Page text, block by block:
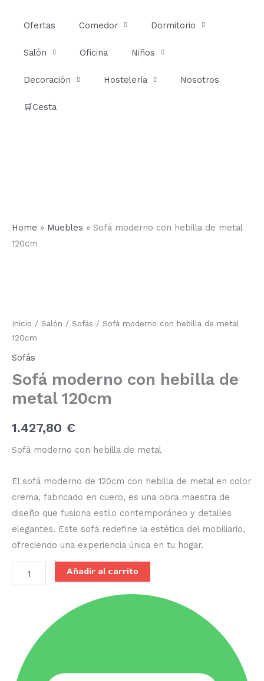
Ofertas Comedor Dormitorio
Salón Oficina Niños
Decoración Hostelería Nosotros
🛒Cesta
Home » Muebles » Sofá moderno con hebilla de metal
120cm
Inicio / Salón / Sofás / Sofá moderno con hebilla de metal
120cm
Sofás
Sofá moderno con hebilla de
metal 120cm
1.427,80 €
Sofá moderno con hebilla de metal
El sofá moderno de 120cm con hebilla de metal en color
crema, fabricado en cuero, es una obra maestra de
diseño que fusiona estilo contemporáneo y detalles
elegantes. Este sofá redefine la estética del mobiliario,
ofreciendo una experiencia única en tu hogar.
120cm
cantidad
Añadir al carrito